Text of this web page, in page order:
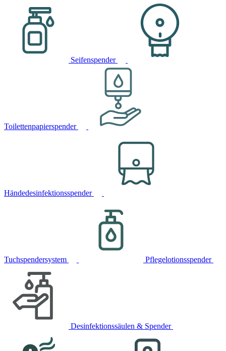
Seifenspender
Toilettenpapierspender
Händedesinfektionsspender
Tuchspendersystem Pflegelotionsspender
Desinfektionssäulen & Spender